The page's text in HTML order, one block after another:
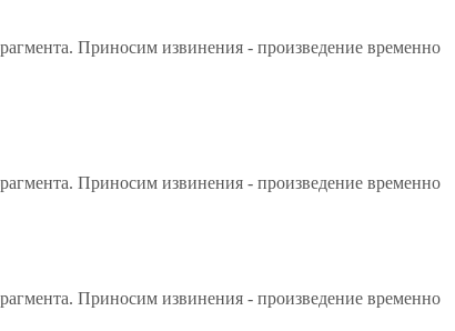
Приносим извинения - произведение временно
Приносим извинения - произведение временно
Приносим извинения - произведение временно